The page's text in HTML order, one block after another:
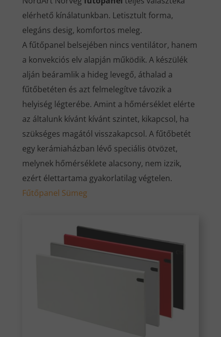
elérhető kínálatunkban. Letisztult forma,
elegáns desig, komfortos meleg.
A fűtőpanel belsejében nincs ventilátor, hanem
a konvekciós elv alapján működik. A készülék
alján beáramlik a hideg levegő, áthalad a
fűtőbetéten és azt felmelegítve távozik a
helyiség légterébe. Amint a hőmérséklet elérte
az általunk kívánt kívánt szintet, kikapcsol, ha
szükséges magától visszakapcsol. A fűtőbetét
egy kerámiaházban lévő speciális ötvözet,
melynek hőmérséklete alacsony, nem izzik,
ezért élettartama gyakorlatilag végtelen.
Fűtőpanel Sümeg